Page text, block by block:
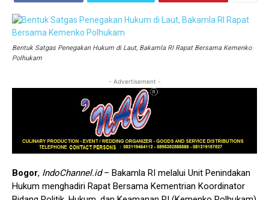
Bentuk Satgas Penegakan Hukum di Laut, Bakamla RI Rapat Bersama Kemenko
Polhukam
- Advertisement -
Bogor, IndoChannel.id– Bakamla RI melalui Unit Penindakan
Hukum menghadiri Rapat Bersama Kementrian Koordinator